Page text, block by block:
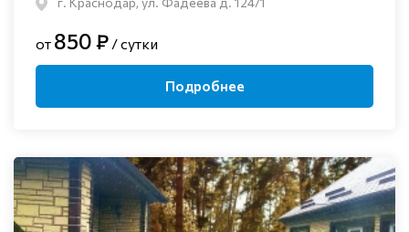
от 850 ₽ / сутки
Подробнее